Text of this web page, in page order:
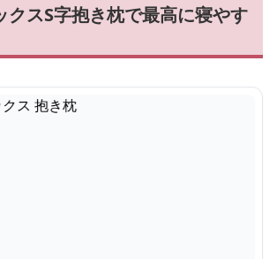
クスS字抱き枕で最高に寝やす